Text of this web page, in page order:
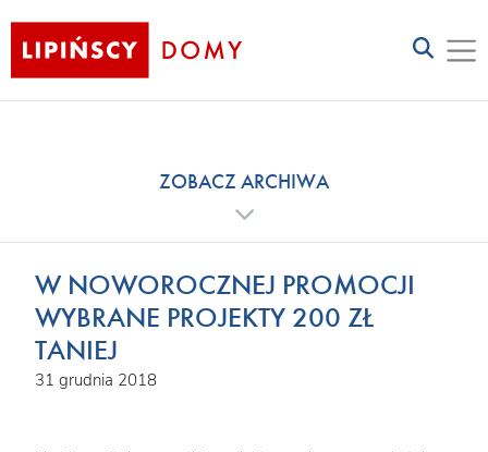
ZOBACZ ARCHIWA
W NOWOROCZNEJ PROMOCJI
WYBRANE PROJEKTY 200 ZŁ
TANIEJ
31 grudnia 2018